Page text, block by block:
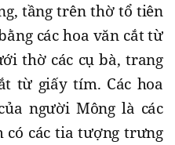
tầng trên thờ tổ tiên
các hoa văn cắt từ
thờ các cụ bà, trang
từ giấy tím. Các hoa
người Mông là các
có các tia tượng trưng